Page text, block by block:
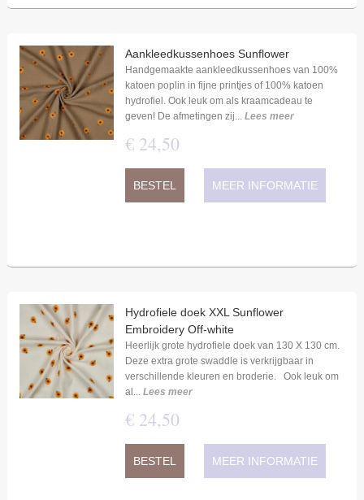
Aankleedkussenhoes Sunflower
Handgemaakte aankleedkussenhoes van 100%
katoen poplin in fijne printjes of 100% katoen
hydrofiel. Ook leuk om als kraamcadeau te
geven! De afmetingen zij... Lees meer
€ 24,50
BESTEL MEER INFORMATIE
Hydrofiele doek XXL Sunflower
Embroidery Off-white
Heerlijk grote hydrofiele doek van 130 X 130 cm.
Deze extra grote swaddle is verkrijgbaar in
verschillende kleuren en broderie. Ook leuk om
al... Lees meer
€ 24,50
BESTEL MEER INFORMATIE